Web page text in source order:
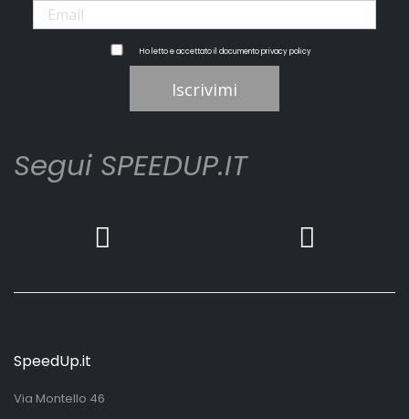
Ho letto e accettato il documentoprivacy policy
Iscrivimi
Segui SPEEDUP.IT
SpeedUp.it
Via Montello 46